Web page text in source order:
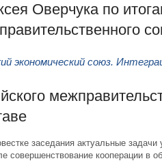
Оверчука по
экономический союз.
заседания актуальные задачи
совершенствование кооперации в